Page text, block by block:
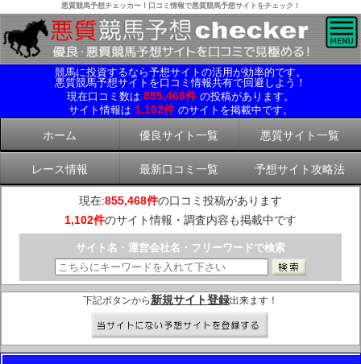
悪質競馬予想チェッカー！口コミ情報で悪質競馬予想サイトをチェック！
競馬に投資するなら予想サイトの活用が効率的です。
悪質競馬予想サイトを口コミ情報共有で回避しよう！
現在口コミ数は 855,468件 の投稿があります。
サイト情報は 1,102件 のサイトを掲載中です。
ホーム 優良サイト一覧 悪質サイト一覧
レース情報 最新口コミ一覧 予想サイト攻略法
現在:855,468件の口コミ投稿があります
1,102件のサイト情報・調査内容も掲載中です
サイト名・運営会社名・フリーワードで検索
下記ボタンから 新規サイト登録出来ます！